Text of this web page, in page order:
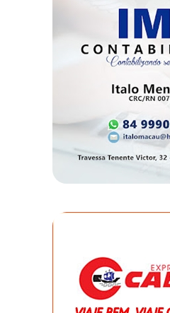
COMPETIÇÃO
COMPROMISSO
CONFERÊNCIA
CONQUISTA
COPA
MUNDO